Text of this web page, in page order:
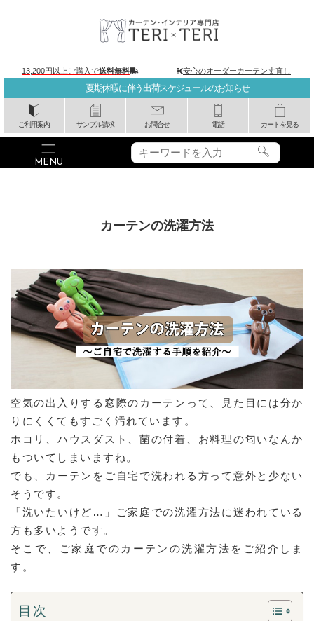
夏期休暇に伴う出荷スケジュールのお知らせ
ご利用案内 サンプル請求 お問合せ 電話 カートを見る
13,200円以上ご購入で送料無料 安心のオーダーカーテン丈直し
カーテンの洗濯方法
空気の出入りする窓際のカーテンって、見た目には分か
りにくくてもすごく汚れています。
ホコリ、ハウスダスト、菌の付着、お料理の匂いなんか
もついてしまいますね。
でも、カーテンをご自宅で洗われる方って意外と少ない
そうです。
「洗いたいけど…」ご家庭での洗濯方法に迷われている
方も多いようです。
そこで、ご家庭でのカーテンの洗濯方法をご紹介しま
す。
目次